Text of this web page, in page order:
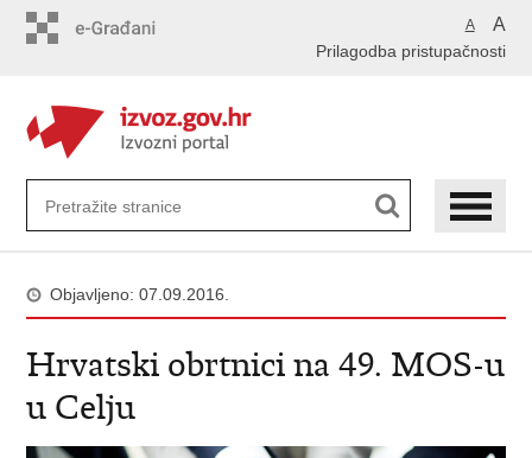
A A
Prilagodba pristupačnosti
Objavljeno: 07.09.2016.
Hrvatski obrtnici na 49. MOS-u
u Celju